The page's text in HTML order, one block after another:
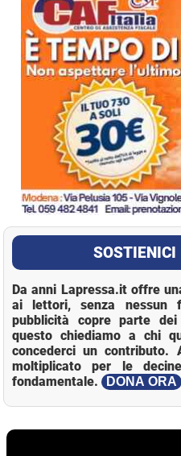
Da anni Lapressa.it offre
ai lettori, senza nessun
pubblicità copre parte
questo chiediamo a chi
concederci un contributo.
moltiplicato per le
fondamentale.
DONA ORA